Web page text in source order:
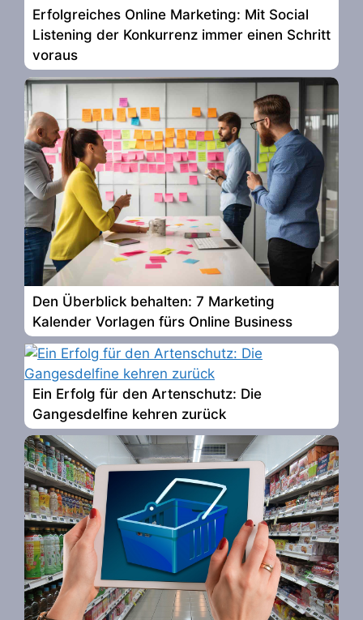
Erfolgreiches Online Marketing: Mit Social
Listening der Konkurrenz immer einen Schritt
voraus
Den Überblick behalten: 7 Marketing
Kalender Vorlagen fürs Online Business
Ein Erfolg für den Artenschutz: Die
Gangesdelfine kehren zurück